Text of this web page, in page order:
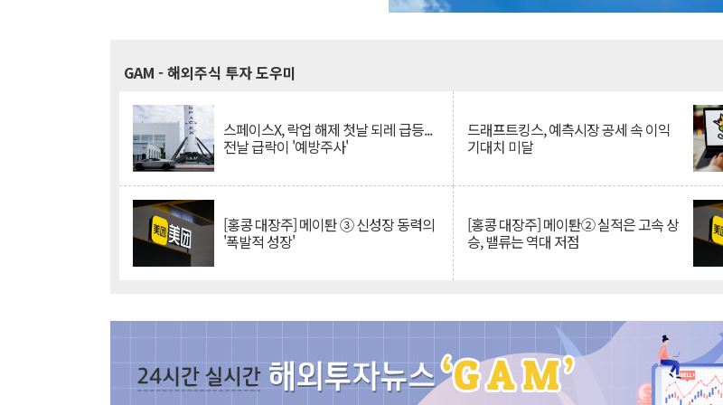
GAM - 해외주식 투자 도우미
스페이스X, 락업 해제 첫날 되레 급등...
전날 급락이 '예방주사'
드래프트킹스, 예측시장 공세 속 이익
기대치 미달
[홍콩 대장주] 메이퇀 ③ 신성장 동력의
'폭발적 성장'
[홍콩 대장주] 메이퇀② 실적은 고속 상
승, 밸류는 역대 저점